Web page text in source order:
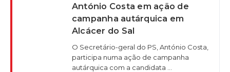
António Costa em ação de
campanha autárquica em
Alcácer do Sal
O Secretário-geral do PS, António Costa,
participa numa ação de campanha
autárquica com a candidata ...